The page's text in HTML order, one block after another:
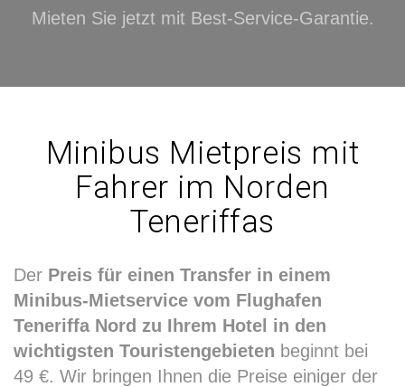
Mieten Sie jetzt mit Best-Service-Garantie.
Minibus Mietpreis mit
Fahrer im Norden
Teneriffas
Der Preis für einen Transfer in einem
Minibus-Mietservice vom Flughafen
Teneriffa Nord zu Ihrem Hotel in den
wichtigsten Touristengebieten beginnt bei
49 €. Wir bringen Ihnen die Preise einiger der